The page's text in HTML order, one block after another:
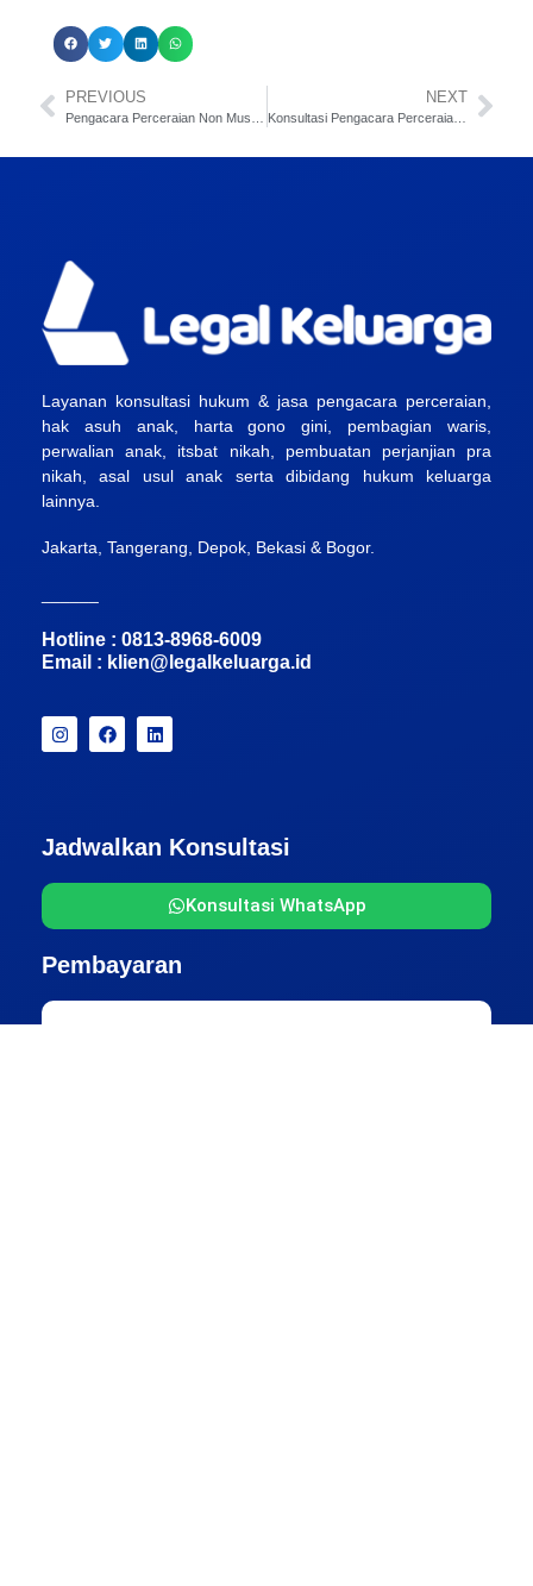
PREVIOUS NEXT
Konsultasi Pengacara Perceraian di Jakarta Barat: Online & Offline
Layanan konsultasi hukum & jasa pengacara perceraian,
hak asuh anak, harta gono gini, pembagian waris,
perwalian anak, itsbat nikah, pembuatan perjanjian pra
nikah, asal usul anak serta dibidang hukum keluarga
lainnya.
Jakarta, Tangerang, Depok, Bekasi & Bogor.
Hotline : 0813-8968-6009
Email : klien@legalkeluarga.id
Jadwalkan Konsultasi
Konsultasi WhatsApp
Pembayaran